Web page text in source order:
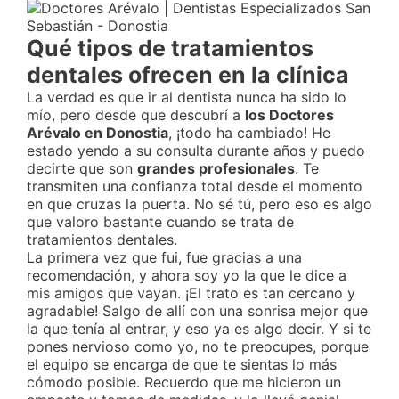
Qué tipos de tratamientos
dentales ofrecen en la clínica
La verdad es que ir al dentista nunca ha sido lo
mío, pero desde que descubrí a los Doctores
Arévalo en Donostia, ¡todo ha cambiado! He
estado yendo a su consulta durante años y puedo
decirte que son grandes profesionales. Te
transmiten una confianza total desde el momento
en que cruzas la puerta. No sé tú, pero eso es algo
que valoro bastante cuando se trata de
tratamientos dentales.
La primera vez que fui, fue gracias a una
recomendación, y ahora soy yo la que le dice a
mis amigos que vayan. ¡El trato es tan cercano y
agradable! Salgo de allí con una sonrisa mejor que
la que tenía al entrar, y eso ya es algo decir. Y si te
pones nervioso como yo, no te preocupes, porque
el equipo se encarga de que te sientas lo más
cómodo posible. Recuerdo que me hicieron un